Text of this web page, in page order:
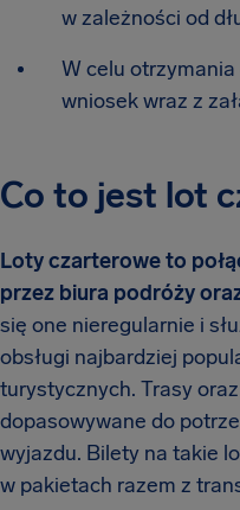
w zależności od
W celu
wniosek wraz z
Co to jest lot
Loty czarterowe to
przez biura podróży
się one nieregularnie i
obsługi najbardziej
turystycznych. Trasy
dopasowywane do
wyjazdu. Bilety na takie
w pakietach razem z